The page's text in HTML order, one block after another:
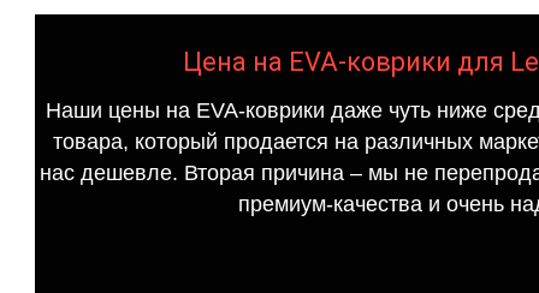
Цена на EVA-коврики для
Наши цены на EVA-коврики даже чуть ниже
товара, который продается на различных
нас дешевле. Вторая причина – мы не
премиум-качества и очень